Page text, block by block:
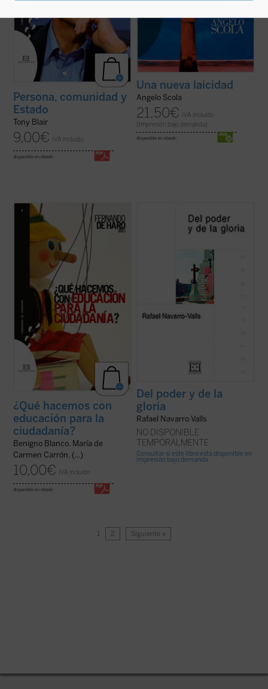
Persona, comunidad y
Estado
Tony Blair
9,00€ IVA incluido
disponible en ebook:
Una nueva laicidad
Angelo Scola
21,50€
IVA incluido
(Impresión bajo demanda)
disponible en ebook:
Ningún tema está suscitando tanta
polémica como el debate en torno a la
nueva asignaturaEducación para la
. El presente libro aborda desde
una pluralidad de perspectivas una
cuestión en la que cristalizan las
(ver ficha)
¿Qué hacemos con
educación para la
ciudadanía?
Benigno Blanco, María de
Carmen Carrón, (...)
10,00€ IVA incluido
disponible en ebook:
este libro, cuyo título es un préstamo
intencionado de la novela más conocida de
Del poder y de la gloria
acontecimientos cuyos protagonistas han
Del poder y de la
gloria
Rafael Navarro Valls
NO DISPONIBLE
TEMPORALMENTE
Consultar si este libro está disponible en
impresión bajo demanda
1 2 Siguiente »